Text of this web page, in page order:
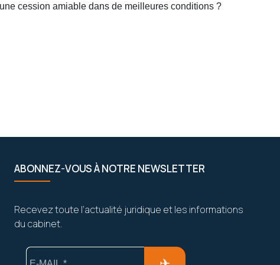
cession amiable dans de meilleures conditions ?
ABONNEZ-VOUS À NOTRE NEWSLETTER
Recevez toute l’actualité juridique et les informations
du cabinet.